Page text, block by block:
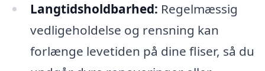
Langtidsholdbarhed: Regelmæssig
vedligeholdelse og rensning kan
forlænge levetiden på dine fliser, så du